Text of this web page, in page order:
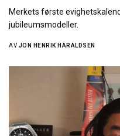
Merkets første
jubileumsmodeller.
AV JON HENRIK HARALDSEN